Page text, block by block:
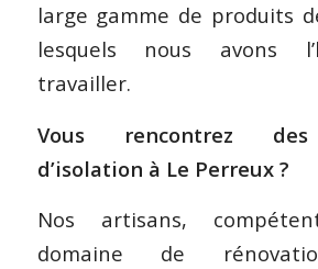
large gamme de produits
lesquels nous avons
travailler.
Vous rencontrez des
d’isolation à Le Perreux ?
Nos artisans,
domaine de